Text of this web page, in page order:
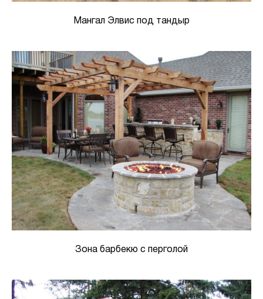
Мангал Элвис под тандыр
Зона барбекю с перголой